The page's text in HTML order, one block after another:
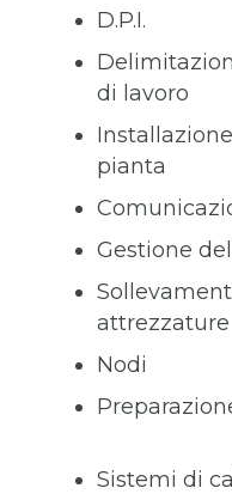
D.P.I.
di lavoro
pianta
Gestione
attrezzature
Nodi
Sistemi di